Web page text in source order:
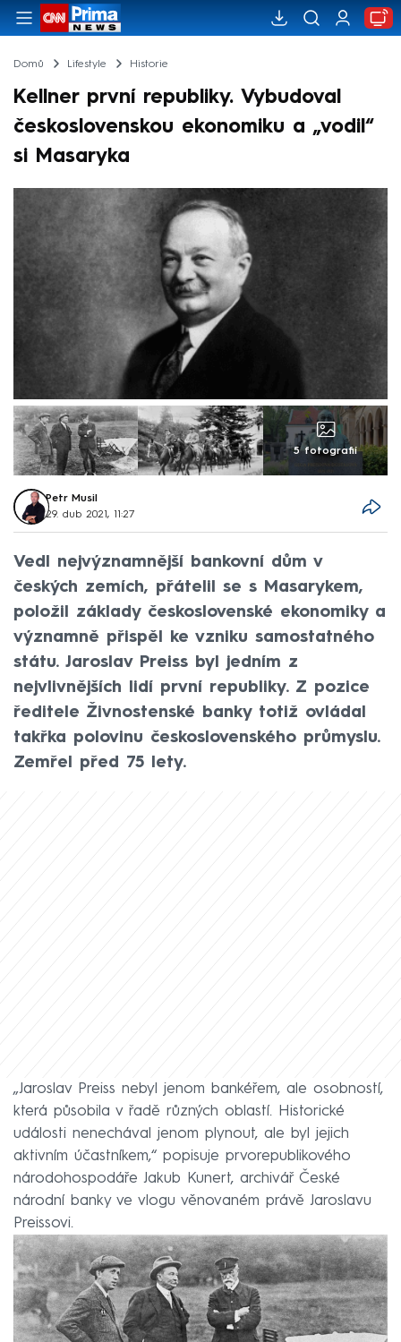
Domů Lifestyle Historie
Kellner první republiky. Vybudoval
československou ekonomiku a „vodil“
si Masaryka
5 fotografií
Petr Musil
29. dub 2021, 11:27
Vedl nejvýznamnější bankovní dům v
českých zemích, přátelil se s Masarykem,
položil základy československé ekonomiky a
významně přispěl ke vzniku samostatného
státu. Jaroslav Preiss byl jedním z
nejvlivnějších lidí první republiky. Z pozice
ředitele Živnostenské banky totiž ovládal
takřka polovinu československého průmyslu.
Zemřel před 75 lety.
„Jaroslav Preiss nebyl jenom bankéřem, ale osobností,
která působila v řadě různých oblastí. Historické
události nenechával jenom plynout, ale byl jejich
aktivním účastníkem,“ popisuje prvorepublikového
národohospodáře Jakub Kunert, archivář České
národní banky ve vlogu věnovaném právě Jaroslavu
Preissovi.